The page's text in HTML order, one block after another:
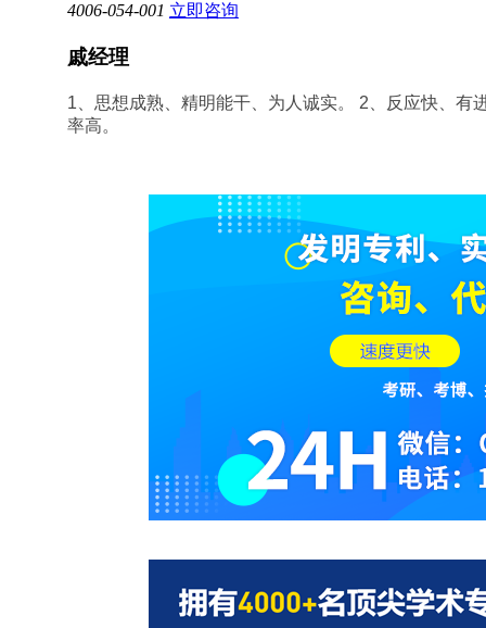
4006-054-001 立即咨询
戚经理
1、思想成熟、精明能干、为人诚实。 2、反应快、有
率高。